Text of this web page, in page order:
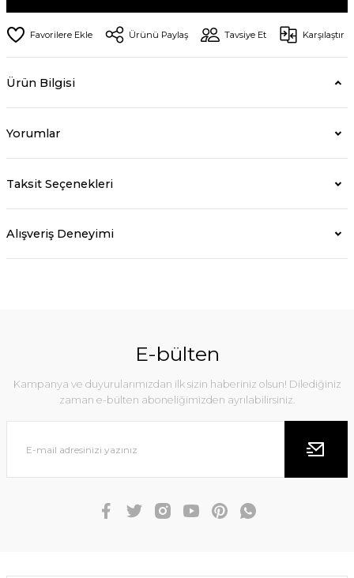
Ürünü Paylaş Tavsiye Et Karşılaştır
Ürün Bilgisi
Yorumlar
Taksit Seçenekleri
Alışveriş Deneyimi
E-bülten
Kampanya ve duyurularımızdan ilk sizin haberiniz olsun! Dilediğiniz
zaman e-bülten aboneliğimizden ayrılabilirsiniz.